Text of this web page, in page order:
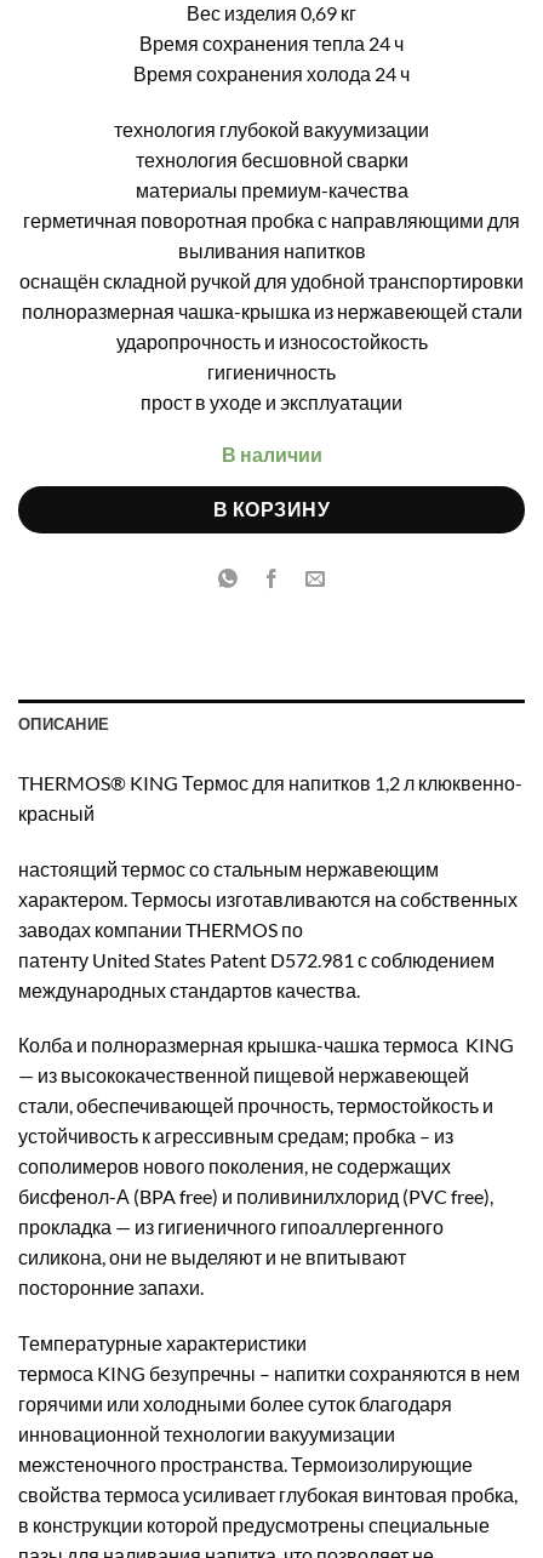
Вес изделия 0,69 кг
Время сохранения тепла 24 ч
Время сохранения холода 24 ч
технология глубокой вакуумизации
технология бесшовной сварки
материалы премиум-качества
герметичная поворотная пробка с направляющими для
выливания напитков
оснащён складной ручкой для удобной транспортировки
полноразмерная чашка-крышка из нержавеющей стали
ударопрочность и износостойкость
гигиеничность
прост в уходе и эксплуатации
В наличии
В КОРЗИНУ
ОПИСАНИЕ
THERMOS® KING Термос для напитков 1,2 л клюквенно-
красный
настоящий термос со стальным нержавеющим
характером. Термосы изготавливаются на собственных
заводах компании THERMOS по
патенту United States Patent D572.981 с соблюдением
международных стандартов качества.
Колба и полноразмерная крышка-чашка термоса KING
— из высококачественной пищевой нержавеющей
стали, обеспечивающей прочность, термостойкость и
устойчивость к агрессивным средам; пробка – из
сополимеров нового поколения, не содержащих
бисфенол-А (BPA free) и поливинилхлорид (PVC free),
прокладка — из гигиеничного гипоаллергенного
силикона, они не выделяют и не впитывают
посторонние запахи.
Температурные характеристики
термоса KING безупречны – напитки сохраняются в нем
горячими или холодными более суток благодаря
инновационной технологии вакуумизации
межстеночного пространства. Термоизолирующие
свойства термоса усиливает глубокая винтовая пробка,
в конструкции которой предусмотрены специальные